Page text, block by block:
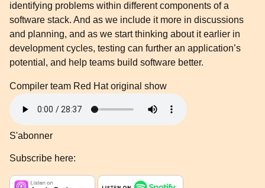
identifying problems within different components of a
software stack. And as we include it more in discussions
and planning, and as we start thinking about it earlier in
development cycles, testing can further an application’s
potential, and help teams build software better.
Compiler team Red Hat original show
S'abonner
Subscribe here: